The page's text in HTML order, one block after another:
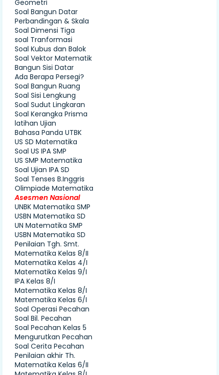
Geometri
Soal Bangun Datar
Perbandingan & Skala
Soal Dimensi Tiga
soal Tranformasi
Soal Kubus dan Balok
Soal Vektor Matematik
Bangun Sisi Datar
Ada Berapa Persegi?
Soal Bangun Ruang
Soal Sisi Lengkung
Soal Sudut Lingkaran
Soal Kerangka Prisma
latihan Ujian
Bahasa Panda UTBK
US SD Matematika
Soal US IPA SMP
US SMP Matematika
Soal Ujian IPA SD
Soal Tenses B.Inggris
Olimpiade Matematika
Asesmen Nasional
UNBK Matematika SMP
USBN Matematika SD
UN Matematika SMP
USBN Matematika SD
Penilaian Tgh. Smt.
Matematika Kelas 8/II
Matematika Kelas 4/I
Matematika Kelas 9/I
IPA Kelas 8/I
Matematika Kelas 8/I
Matematika Kelas 6/I
Soal Operasi Pecahan
Soal Bil. Pecahan
Soal Pecahan Kelas 5
Mengurutkan Pecahan
Soal Cerita Pecahan
Penilaian akhir Th.
Matematika Kelas 6/II